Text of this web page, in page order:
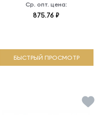
Ср. опт. цена:
875.76 ₽
БЫСТРЫЙ ПРОСМОТР